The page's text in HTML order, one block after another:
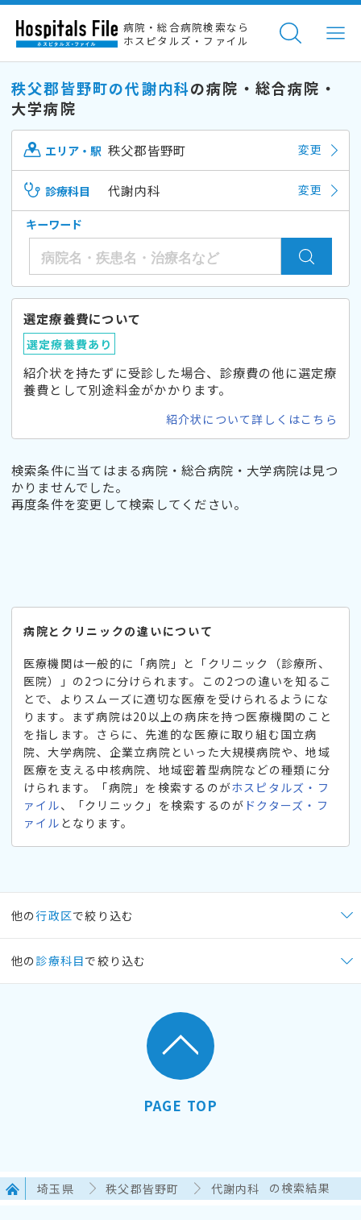
病院・総合病院検索なら
ホスピタルズ・ファイル
秩父郡皆野町の代謝内科の病院・総合病院・
大学病院
エリア・駅 秩父郡皆野町 変更
診療科目 代謝内科 変更
キーワード
選定療養費について
選定療養費あり
紹介状を持たずに受診した場合、診療費の他に選定療
養費として別途料金がかかります。
紹介状について詳しくはこちら
検索条件に当てはまる病院・総合病院・大学病院は見つ
かりませんでした。
再度条件を変更して検索してください。
病院とクリニックの違いについて
医療機関は一般的に「病院」と「クリニック（診療所、
医院）」の2つに分けられます。この2つの違いを知るこ
とで、よりスムーズに適切な医療を受けられるようにな
ります。まず病院は20以上の病床を持つ医療機関のこと
を指します。さらに、先進的な医療に取り組む国立病
院、大学病院、企業立病院といった大規模病院や、地域
医療を支える中核病院、地域密着型病院などの種類に分
けられます。「病院」を検索するのがホスピタルズ・フ
ァイル、「クリニック」を検索するのが ドクターズ・フ
ァイル となります。
他の行政区で絞り込む
他の 診療科目で絞り込む
PAGE TOP
埼玉県 秩父郡皆野町 代謝内科 の検索結果